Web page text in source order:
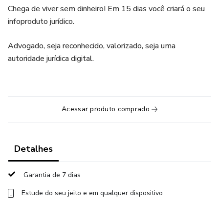
Chega de viver sem dinheiro! Em 15 dias você criará o seu
infoproduto jurídico.
Advogado, seja reconhecido, valorizado, seja uma
autoridade jurídica digital.
Acessar produto comprado
Detalhes
Garantia de 7 dias
Estude do seu jeito e em qualquer dispositivo